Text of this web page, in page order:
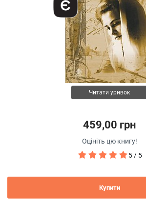
Читати уривок
459,00 грн
Оцініть цю книгу!
5 / 5
Купити